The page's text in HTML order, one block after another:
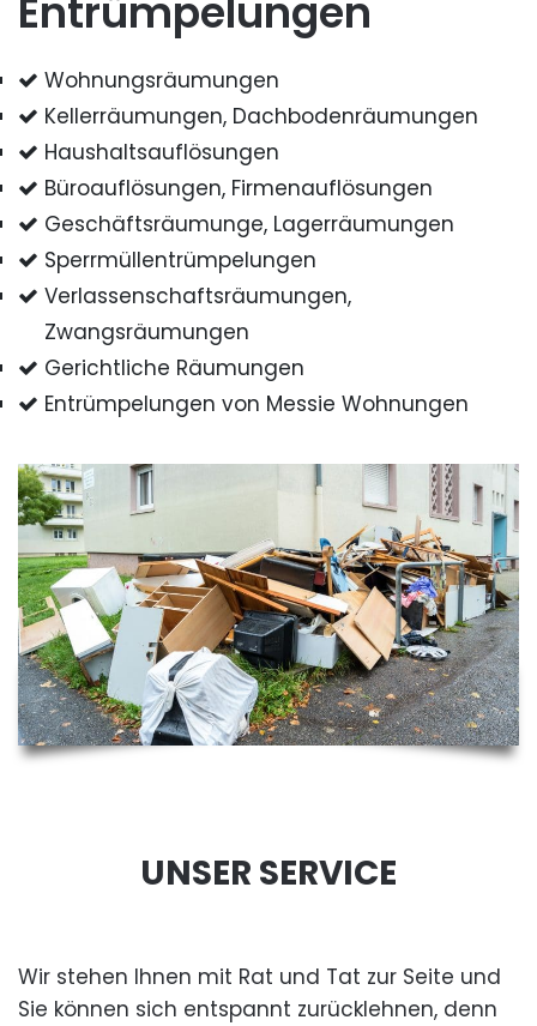
Entrümpelungen
Wohnungsräumungen
Kellerräumungen, Dachbodenräumungen
Haushaltsauflösungen
Büroauflösungen, Firmenauflösungen
Geschäftsräumunge, Lagerräumungen
Sperrmüllentrümpelungen
Verlassenschaftsräumungen,
Zwangsräumungen
Gerichtliche Räumungen
Entrümpelungen von Messie Wohnungen
UNSER SERVICE
Wir stehen Ihnen mit Rat und Tat zur Seite und
Sie können sich entspannt zurücklehnen, denn